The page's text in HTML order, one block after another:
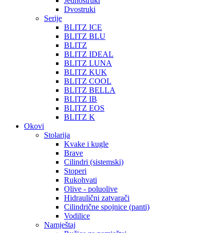
Dvostruki
Serije
BLITZ ICE
BLITZ BLU
BLITZ
BLITZ IDEAL
BLITZ LUNA
BLITZ KUK
BLITZ COOL
BLITZ BELLA
BLITZ IB
BLITZ EOS
BLITZ K
Okovi
Stolarija
Kvake i kugle
Brave
Cilindri (sistemski)
Stoperi
Rukohvati
Olive - poluolive
Hidraulični zatvarači
Cilindrične spojnice (panti)
Vodilice
Namještaj